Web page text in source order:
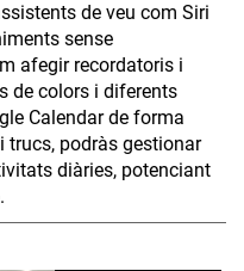
de veu com Siri
sense
afegir recordatoris i
de colors i diferents
Calendar de forma
trucs, podràs gestionar
diàries, potenciant